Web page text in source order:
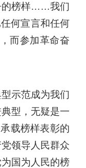
的榜样……我们
何宣言和任何
而参加革命奋
示范成为我们
型，无疑是一
载榜样表彰的
领导人民群众
国为人民的榜